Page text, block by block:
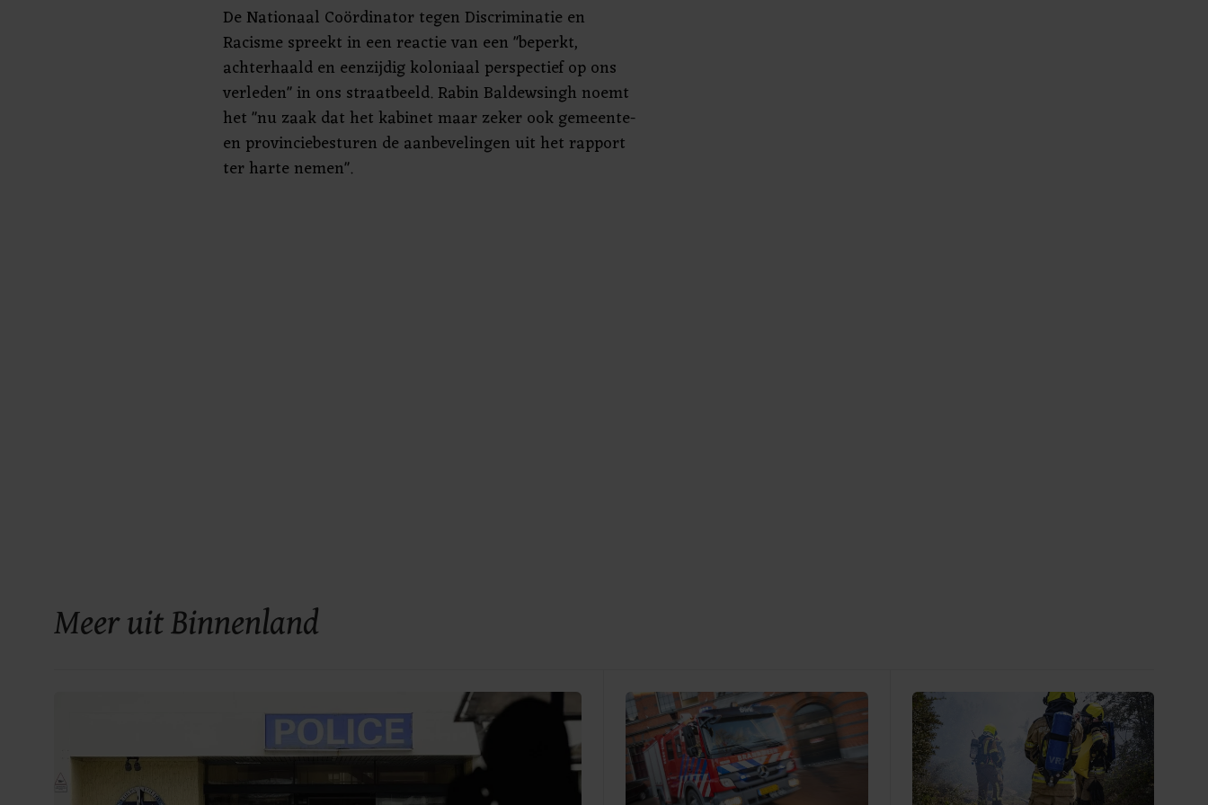
De Nationaal Coördinator tegen Discriminatie en
Racisme spreekt in een reactie van een "beperkt,
achterhaald en eenzijdig koloniaal perspectief op ons
verleden" in ons straatbeeld. Rabin Baldewsingh noemt
het "nu zaak dat het kabinet maar zeker ook gemeente-
en provinciebesturen de aanbevelingen uit het rapport
ter harte nemen".
Meer uit Binnenland